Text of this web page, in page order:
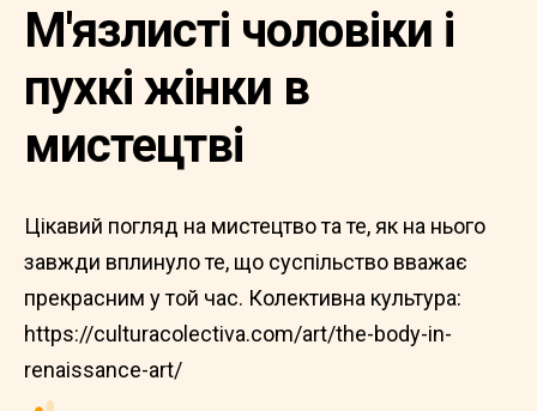
М'язлисті чоловіки і
пухкі жінки в
мистецтві
Цікавий погляд на мистецтво та те, як на нього
завжди вплинуло те, що суспільство вважає
прекрасним у той час. Колективна культура:
https://culturacolectiva.com/art/the-body-in-
renaissance-art/